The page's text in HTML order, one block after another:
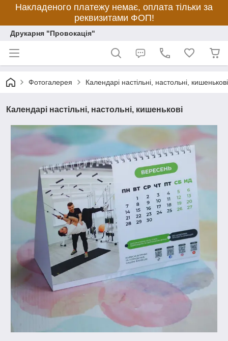
Накладеного платежу немає, оплата тільки за
реквизитами ФОП!
Друкарня "Провокація"
Фотогалерея Календарі настільні, настольні, кишенькові
Календарі настільні, настольні, кишенькові